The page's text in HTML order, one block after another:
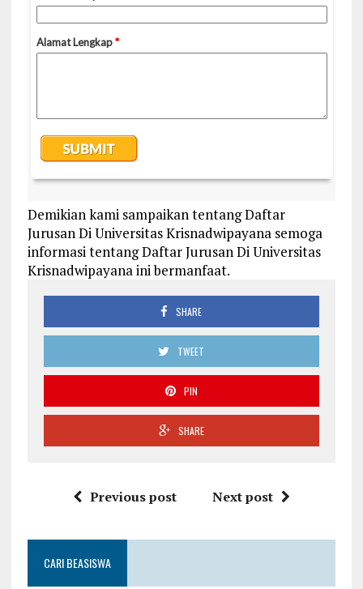
Demikian kami sampaikan tentang Daftar
Jurusan Di Universitas Krisnadwipayana semoga
informasi tentang Daftar Jurusan Di Universitas
Krisnadwipayana ini bermanfaat.
SHARE
TWEET
PIN
SHARE
Previous post Next post
CARI BEASISWA